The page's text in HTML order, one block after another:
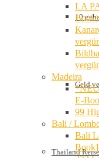
10
Geld
Thailand
LA
Book)
Madeira
E-
99
Bali /
Bali
Book]